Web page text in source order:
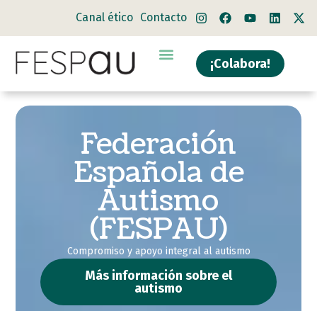
Canal ético Contacto
¡Colabora!
Federación
Española de
Autismo
(FESPAU)
Compromiso y apoyo integral al autismo
Más información sobre el
autismo